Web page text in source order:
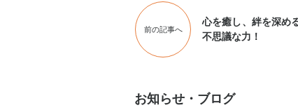
前の記事へ
心を癒し、絆を深め
不思議な力！
お知らせ・ブログ